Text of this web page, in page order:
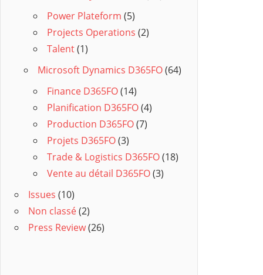
Power Plateform (5)
Projects Operations (2)
Talent(1)
Microsoft Dynamics D365FO(64)
Finance D365FO(14)
Planification D365FO(4)
Production D365FO(7)
Projets D365FO(3)
Trade & Logistics D365FO(18)
Vente au détail D365FO(3)
Issues (10)
Non classé(2)
Press Review(26)